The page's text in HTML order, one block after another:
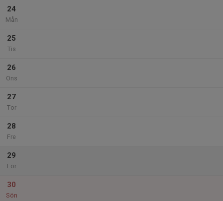
24
Mån
25
Tis
26
Ons
27
Tor
28
Fre
29
Lör
30
Sön